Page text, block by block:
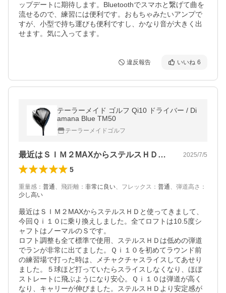
ップデートに期待します。Bluetoothでスマホと繋げて曲を
流せるので、練習には便利です。おもちゃみたいアンプで
すが、小型で持ち運びも便利ですし、かなり音が大きく出
せます。気に入ってます。
違反報告 いいね 6
テーラーメイド ゴルフ Qi10 ドライバー / Di
amana Blue TM50
テーラーメイドゴルフ
最近はＳＩＭ２MAXからステルスＨＤと… 2025/7/5
5
重量感 ： 普通、 飛距離 ： 非常に良い、 フレックス ： 普通、 弾道高さ ：
少し高い
最近はＳＩＭ２MAXからステルスＨＤと使ってきまして、
今回Ｑｉ１０に乗り換えしました。全てロフトは10.5度シ
ャフトはノーマルのＳです。
ロフト調整も全て標準で使用、ステルスＨＤは低めの弾道
でランが非常に出てました。Ｑｉ１０を初めてラウンド前
の練習場で打った時は、メチャクチャスライスしてあせり
ました。５球ほど打っていたらスライスしなくなり、ほぼ
ストレートに飛ぶようになり安心。Ｑｉ１０は弾道が高く
なり、キャリーが伸びました。ステルスＨＤより安定感が